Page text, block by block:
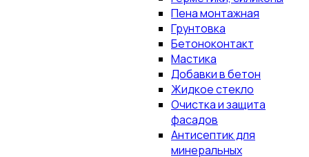
Пена монтажная
Грунтовка
Бетоноконтакт
Мастика
Добавки в бетон
Жидкое стекло
Очистка и защита
фасадов
Антисептик для
минеральных